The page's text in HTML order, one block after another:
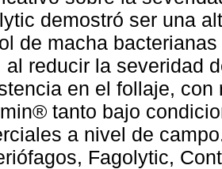
demostró ser una
de macha
al reducir la severidad
en el follaje,
tanto bajo
a nivel de
Fagolytic,